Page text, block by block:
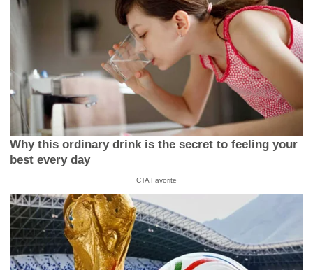
Why this ordinary drink is the secret to feeling your
best every day
CTA Favorite